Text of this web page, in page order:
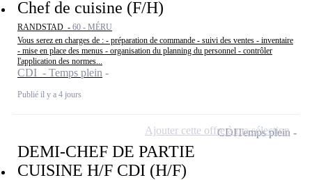
Chef de cuisine (F/H)
RANDSTAD - 60 - MÉRU
Vous serez en charges de : - préparation de commande - suivi des ventes - inventaire
- mise en place des menus - organisation du planning du personnel - contrôler
l'application des normes...
CDI - Temps plein
Publié il y a 4 jours
DEMI-CHEF DE PARTIE
CUISINE H/F CDI (H/F)
CDITemps plein
Ajouter cette offre à ma sélection